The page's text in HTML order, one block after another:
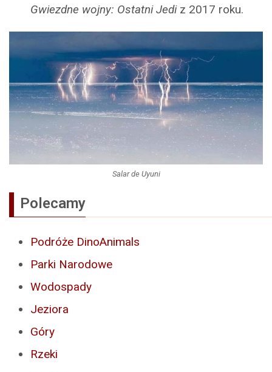
Gwiezdne wojny: Ostatni Jediz 2017 roku.
Salar de Uyuni
Polecamy
Podróże DinoAnimals
Parki Narodowe
Wodospady
Jeziora
Góry
Rzeki